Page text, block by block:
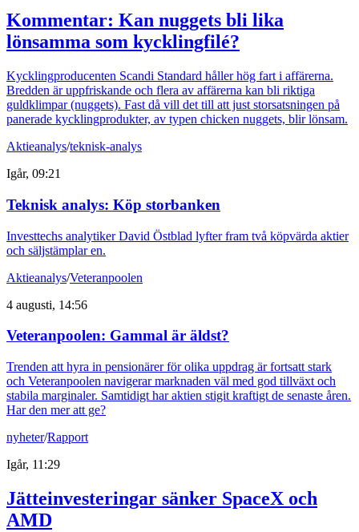
Kommentar: Kan nuggets bli lika
lönsamma som kycklingfilé?
Kycklingproducenten Scandi Standard håller hög fart i affärerna.
Bredden är uppfriskande och flera av affärerna kan bli riktiga
guldklimpar (nuggets). Fast då vill det till att just storsatsningen på
panerade kycklingprodukter, av typen chicken nuggets, blir lönsam.
Aktieanalys/teknisk-analys
Igår, 09:21
Teknisk analys: Köp storbanken
Investtechs analytiker David Östblad lyfter fram två köpvärda aktier
och säljstämplar en.
Aktieanalys/Veteranpoolen
4 augusti, 14:56
Veteranpoolen: Gammal är äldst?
Trenden att hyra in pensionärer för olika uppdrag är fortsatt stark
och Veteranpoolen navigerar marknaden väl med god tillväxt och
stabila marginaler. Samtidigt har aktien stigit kraftigt de senaste åren.
Har den mer att ge?
nyheter/Rapport
Igår, 11:29
Jätteinvesteringar sänker SpaceX och
AMD